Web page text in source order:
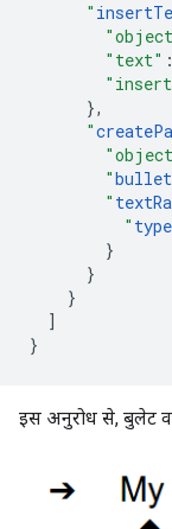
"
"text" :
},
"
"
"
" type
}
}
}
]
}
इस अनुरोध से, बुलेट